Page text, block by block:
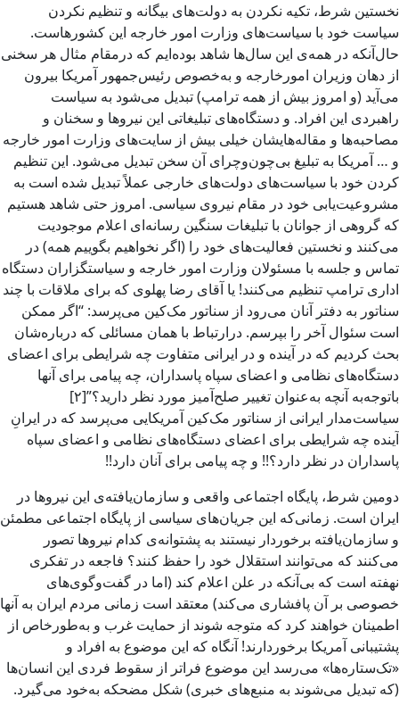
نخستین شرط، تکیه نکردن به دولت‌های بیگانه و تنظیم نکردن
سیاست خود با سیاست‌های وزارت امور خارجه این کشورهاست.
حال‌آنکه در همه‌ی این سال‌ها شاهد بوده‌ایم که درمقام مثال هر سخنی
از دهان وزیران امورخارجه و به‌خصوص رئیس‌جمهور آمریکا بیرون
می‌آید (و امروز بیش از همه ترامپ) تبدیل می‌شود به سیاست
راهبردی این افراد. و دستگاه‌های تبلیغاتی این نیروها و سخنان و
مصاحبه‌ها و مقاله‌هایشان خیلی بیش از سایت‌های وزارت امور خارجه
و … آمریکا به تبلیغ بی‌چون‌وچرای آن سخن تبدیل می‌شود. این تنظیم
کردن خود با سیاست‌های دولت‌های خارجی عملاً تبدیل شده است به
مشروعیت‌یابی خود در مقام نیروی سیاسی. امروز حتی شاهد هستیم
که گروهی از جوانان با تبلیغات سنگین رسانه‌ای اعلام موجودیت
می‌کنند و نخستین فعالیت‌های خود را (اگر نخواهیم بگوییم همه) در
تماس و جلسه با مسئولان وزارت امور خارجه و سیاستگزاران دستگاه
اداری ترامپ تنظیم می‌کنند! یا آقای رضا پهلوی که برای ملاقات با چند
سناتور به دفتر آنان می‌رود از سناتور مک‌کین می‌پرسد: “اگر ممکن
است سئوال آخر را بپرسم. درارتباط با همان مسائلی که درباره‌شان
بحث کردیم که در آینده و در ایرانی متفاوت چه شرایطی برای اعضای
دستگاه‌های نظامی و اعضای سپاه پاسداران، چه پیامی برای آنها
باتوجه‌به آنچه به‌عنوان تغییر صلح‌آمیز مورد نظر دارید؟”[۲]
سیاست‌مدار ایرانی از سناتور مک‌کین آمریکایی می‌پرسد که در ایرانِ
آینده چه شرایطی برای اعضای دستگاه‌های نظامی و اعضای سپاه
پاسداران در نظر دارد؟!! و چه پیامی برای آنان دارد!!
دومین شرط، پایگاه اجتماعی واقعی و سازمان‌یافته‌ی این نیروها در
ایران است. زمانی‌که این جریان‌های سیاسی از پایگاه اجتماعی مطمئن
و سازمان‌یافته برخوردار نیستند به پشتوانه‌ی کدام نیروها تصور
می‌کنند که می‌توانند استقلال خود را حفظ کنند؟ فاجعه در تفکری
نهفته است که بی‌آنکه در علن اعلام کند (اما در گفت‌وگوی‌های
خصوصی بر آن پافشاری می‌کند) معتقد است زمانی مردم ایران به آنها
اطمینان خواهند کرد که متوجه شوند از حمایت غرب و به‌طورخاص از
پشتیبانی آمریکا برخوردارند! آنگاه که این موضوع به افراد و
«تک‌ستاره‌ها» می‌رسد این موضوع فراتر از سقوط فردی این انسان‌ها
(که تبدیل می‌شوند به منبع‌های خبری) شکل مضحکه به‌خود می‌گیرد.